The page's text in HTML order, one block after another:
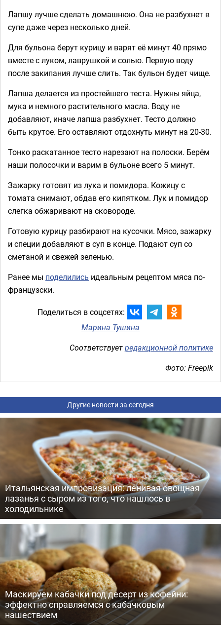
Лапшу лучше сделать домашнюю. Она не разбухнет в
супе даже через несколько дней.
Для бульона берут курицу и варят её минут 40 прямо
вместе с луком, лаврушкой и солью. Первую воду
после закипания лучше слить. Так бульон будет чище.
Лапша делается из простейшего теста. Нужны яйца,
мука и немного растительного масла. Воду не
добавляют, иначе лапша разбухнет. Тесто должно
быть крутое. Его оставляют отдохнуть минут на 20-30.
Тонко раскатанное тесто нарезают на полоски. Берём
наши полосочки и варим в бульоне всего 5 минут.
Зажарку готовят из лука и помидора. Кожицу с
томата снимают, обдав его кипятком. Лук и помидор
слегка обжаривают на сковороде.
Готовую курицу разбирают на кусочки. Мясо, зажарку
и специи добавляют в суп в конце. Подают суп со
сметаной и свежей зеленью.
Ранее мы поделились идеальным рецептом мяса по-
французски.
Поделиться в соцсетях:
Марина Тушина
Соответствуетредакционной политике
Фото: Freepik
Другие новости за сегодня
Итальянская импровизация: ленивая овощная
лазанья с сыром из того, что нашлось в
холодильнике
Маскируем кабачки под десерт из кофейни:
эффектно справляемся с кабачковым
нашествием